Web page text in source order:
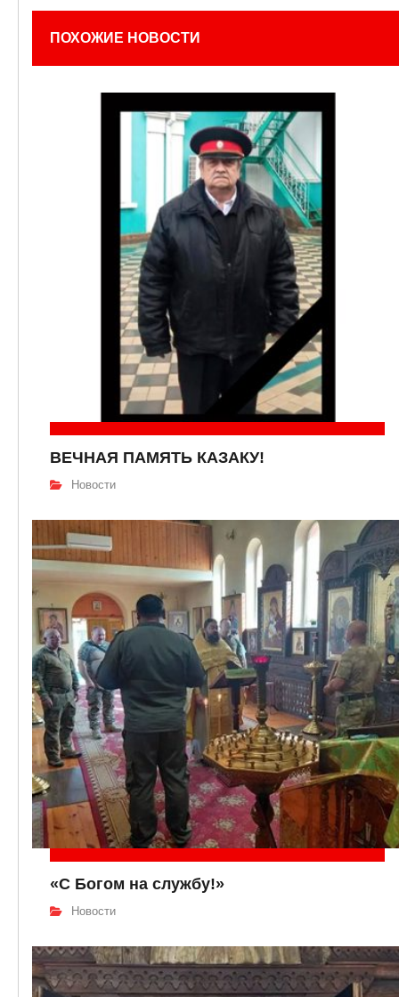
ПОХОЖИЕ НОВОСТИ
ВЕЧНАЯ ПАМЯТЬ КАЗАКУ!
Новости
«С Богом на службу!»
Новости